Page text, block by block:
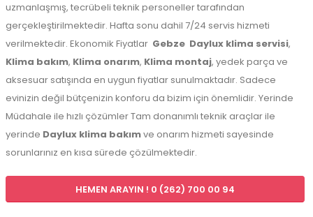
uzmanlaşmış, tecrübeli teknik personeller tarafından
gerçekleştirilmektedir. Hafta sonu dahil 7/24 servis hizmeti
verilmektedir. Ekonomik Fiyatlar Gebze Daylux klima servisi,
Klima bakım, Klima onarım, Klima montaj, yedek parça ve
aksesuar satışında en uygun fiyatlar sunulmaktadır. Sadece
evinizin değil bütçenizin konforu da bizim için önemlidir. Yerinde
Müdahale ile hızlı çözümler Tam donanımlı teknik araçlar ile
yerinde Daylux klima bakımve onarım hizmeti sayesinde
sorunlarınız en kısa sürede çözülmektedir.
HEMEN ARAYIN ! 0 (262) 700 00 94